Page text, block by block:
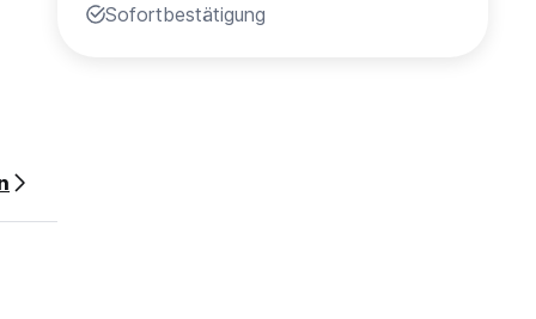
Sofortbestätigung